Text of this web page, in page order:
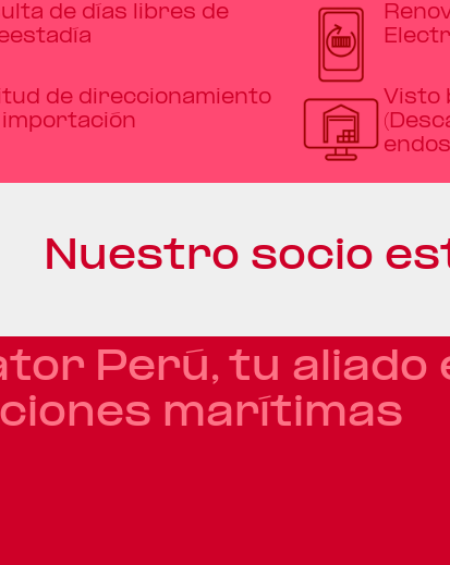
de días libres de
de direccionamiento
Visto
Nuestro socio
Perú, tu aliado
marítimas